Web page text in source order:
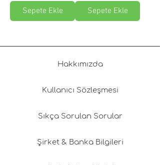
Sepete Ekle Sepete Ekle
Hakkımızda
Kullanıcı Sözleşmesi
Sıkça Sorulan Sorular
Şirket & Banka Bilgileri